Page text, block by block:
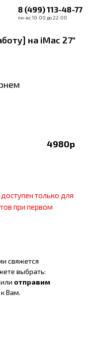
8 (499) 113-48-77
пн-вс 10:00 до 22:00
на iMac 27"
4980р
только для
при первом
свяжется
выбрать:
или отправим
к Вам.